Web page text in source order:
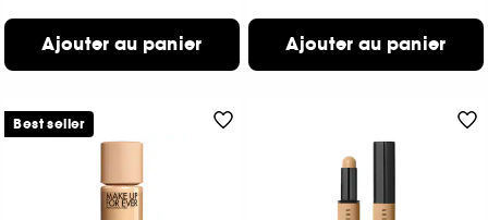
Ajouter au panier Ajouter au panier
Best seller